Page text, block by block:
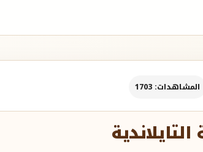
المشاهدات: 1703